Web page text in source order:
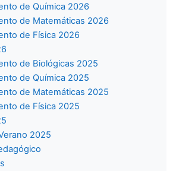
de Química 2026
de Matemáticas 2026
de Física 2026
de Biológicas 2025
de Química 2025
de Matemáticas 2025
de Física 2025
2025